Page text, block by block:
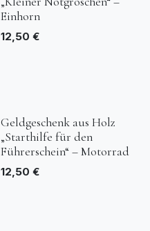
Einhorn
12,50 €
Geldgeschenk aus Holz
„Starthilfe für den
Führerschein“ – Motorrad
12,50 €